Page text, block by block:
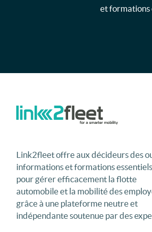
et formations
Link2fleet offre aux décideurs des
informations et formations essentiels
pour gérer efficacement la flotte
automobile et la mobilité des
grâce à une plateforme neutre et
indépendante soutenue par des